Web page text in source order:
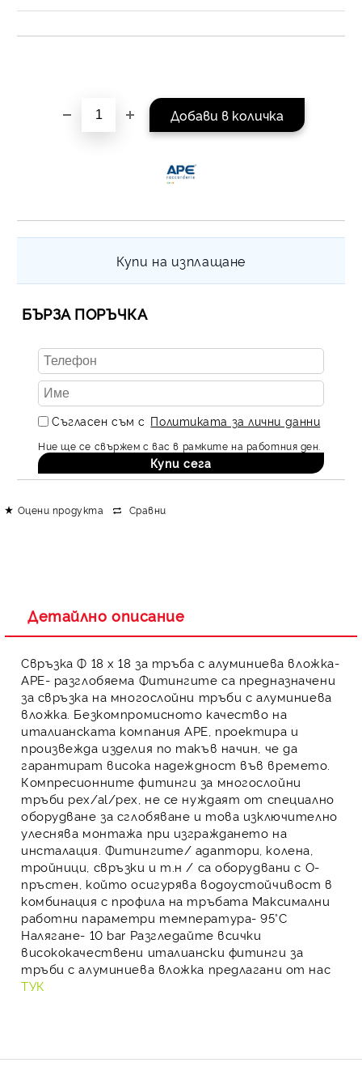
Купи на изплащане
на поръчката се
БЪРЗА ПОРЪЧКА
Съгласен съм с Политиката за лични данни
Ние ще се свържем с вас в рамките на работния ден.
Оцени продукта Сравни
Детайлно описание
Свръзка Ф 18 х 18 за тръба с алуминиева вложка-
APE- разглобяема Фитингите са предназначени
за свръзка на многослойни тръби с алуминиева
вложка . Безкомпромисното качество на
италианската компания APE, проектира и
произвежда изделия по такъв начин, че да
гарантират висока надеждност във времето.
Компресионните фитинги за многослойни
тръби pеx/al/pеx , не се нуждаят от специално
оборудване за сглобяване и това изключително
улеснява монтажа при изграждането на
инсталация. Фитингите/ адаптори, колена,
тройници, свръзки и т.н / са оборудвани с О-
пръстен, който осигурява водоустойчивост в
комбинация с профила на тръбата Максимални
работни параметри температура- 95°C
Налягане- 10 bar Разгледайте всички
висококачествени италиански фитинги за
тръби с алуминиева вложка предлагани от нас
ТУК